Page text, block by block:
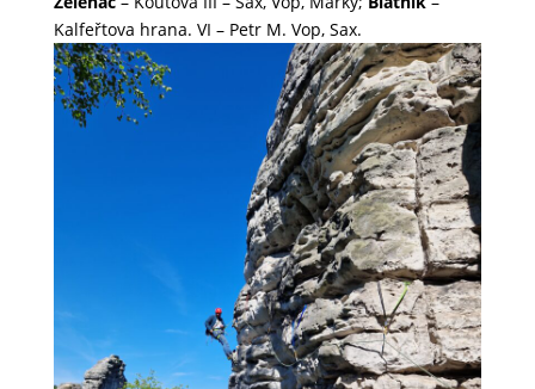
Kalfeřtova hrana. VI – Petr M. Vop, Sax.